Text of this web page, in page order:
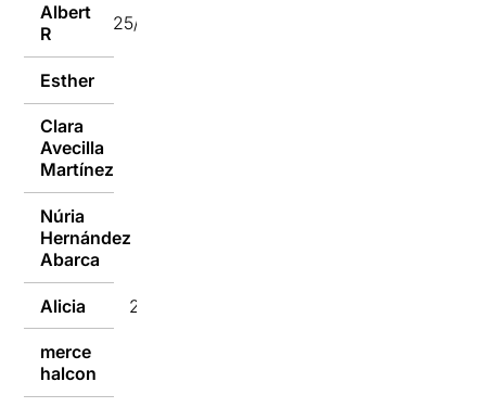
Albert
R
25/01/2017
Esther
Clara
Avecilla
Martínez
Núria
Hernández
Abarca
Alicia 25/01/2017
merce
halcon